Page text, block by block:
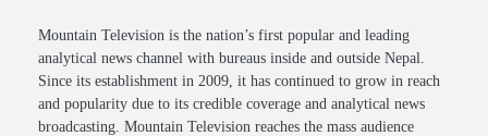
Mountain Television is the nation’s first popular and leading
analytical news channel with bureaus inside and outside Nepal.
Since its establishment in 2009, it has continued to grow in reach
and popularity due to its credible coverage and analytical news
broadcasting. Mountain Television reaches the mass audience